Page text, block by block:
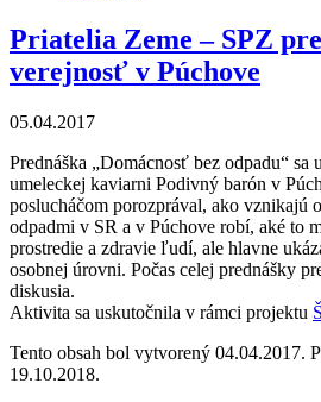
Priatelia Zeme – SPZ
verejnosť v Púchove
05.04.2017
Prednáška „Domácnosť bez odpadu“ sa
umeleckej kaviarni Podivný barón v
poslucháčom porozprával, ako vznikajú
odpadmi v SR a v Púchove robí, aké to
prostredie a zdravie ľudí, ale hlavne
osobnej úrovni. Počas celej prednášky
diskusia.
Aktivita sa uskutočnila v rámci projektu
Tento obsah bol vytvorený 04.04.2017.
19.10.2018.